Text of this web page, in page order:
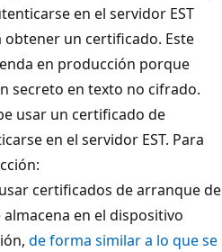
en el servidor EST
obtener un certificado. Este
en producción porque
secreto en texto no cifrado.
usar un certificado de
en el servidor EST. Para
certificados de arranque de
en el dispositivo
de forma similar a lo que se